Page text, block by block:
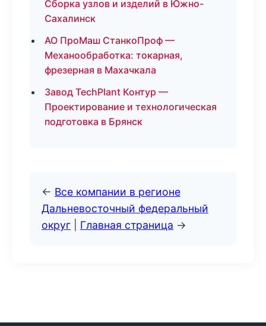
Сборка узлов и изделий в Южно-
Сахалинск
АО ПроМаш СтанкоПроф —
Механообработка: токарная,
фрезерная в Махачкала
Завод TechPlant Контур —
Проектирование и технологическая
подготовка в Брянск
← Все компании в регионе
Дальневосточный федеральный
округ
Главная страница →